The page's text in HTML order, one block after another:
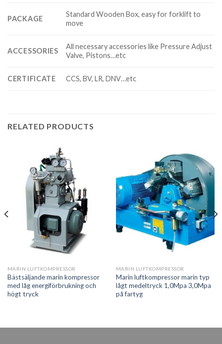
PACKAGE
Standard Wooden Box, easy for forklift to
move
ACCESSORIES
All necessary accessories like Pressure Adjust
Valve, Pistons…etc
CERTIFICATE CCS, BV, LR, DNV…etc
RELATED PRODUCTS
MARIN LUFTKOMPRESSOR
Bästsäljande marin kompressor
med låg energiförbrukning och
högt tryck
MARIN LUFTKOMPRESSOR
Marin luftkompressor marin typ
lågt medeltryck 1,0Mpa 3,0Mpa
på fartyg